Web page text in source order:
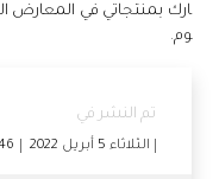
صة فيس بوك. سألنا سهير
ارك بمنتجاتي في المعارض
تم النشر في